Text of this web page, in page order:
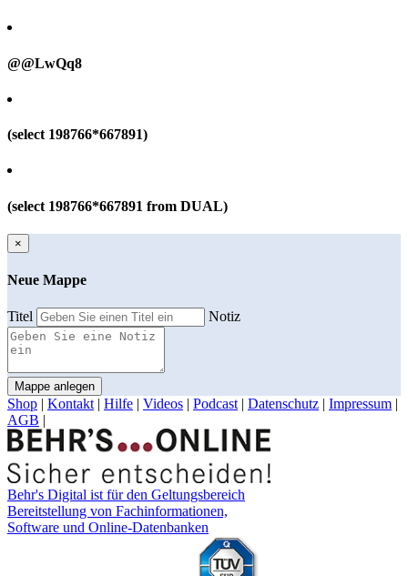
@@LwQq8
(select 198766*667891)
(select 198766*667891 from DUAL)
×
Neue Mappe
Titel Notiz
Mappe anlegen
Shop | Kontakt | Hilfe | Videos | Podcast | Datenschutz | Impressum |
AGB |
Behr's Digital ist für den Geltungsbereich
Bereitstellung von Fachinformationen,
Software und Online-Datenbanken